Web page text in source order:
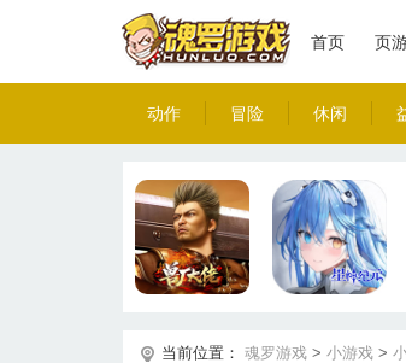
首页 页
动作 冒险 休闲
当前位置： 魂罗游戏 > 小游戏 >